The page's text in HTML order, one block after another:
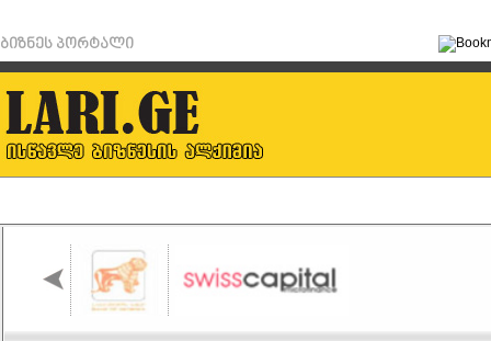
ბიზნეს პორტალი